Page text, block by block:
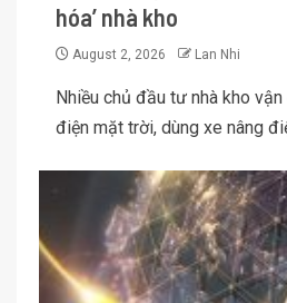
hóa’ nhà kho
August 2, 2026 Lan Nhi
Nhiều chủ đầu tư nhà kho
điện mặt trời, dùng xe nâng